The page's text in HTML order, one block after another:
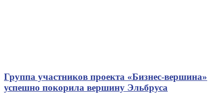
Группа участников проекта «Бизнес‑вершина»
успешно покорила вершину Эльбруса